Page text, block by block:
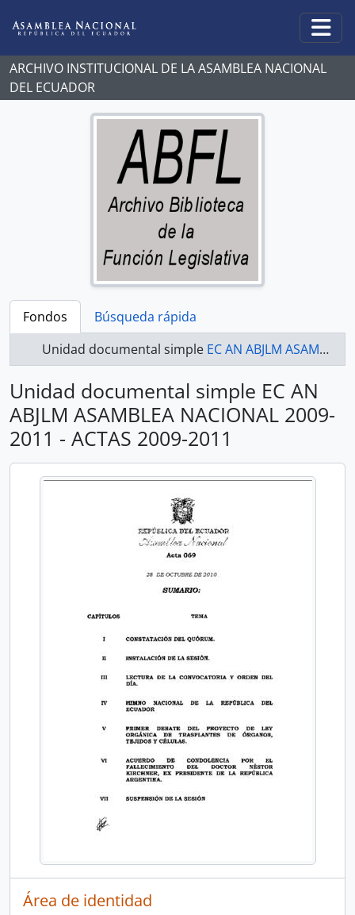
ARCHIVO INSTITUCIONAL DE LA ASAMBLEA NACIONAL
DEL ECUADOR
Fondos
Búsqueda rápida
Unidad documental simple EC AN ABJLM ASAMBLEA NACIONAL 2009-2011 - ACTAS 2009-2011
Unidad documental simple EC AN
ABJLM ASAMBLEA NACIONAL 2009-
2011 - ACTAS 2009-2011
Área de identidad